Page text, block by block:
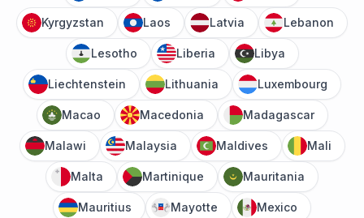
Kyrgyzstan Laos Latvia Lebanon
Lesotho Liberia Libya
Liechtenstein Lithuania Luxembourg
Macao Macedonia Madagascar
Malawi Malaysia Maldives Mali
Malta Martinique Mauritania
Mauritius Mayotte Mexico